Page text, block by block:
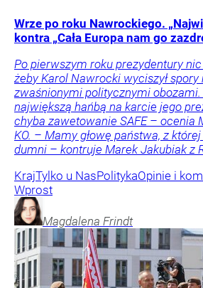
Wrze po roku Nawrockiego.
kontra „Cała Europa nam go
Po pierwszym roku prezydentury
żeby Karol Nawrocki wyciszył
zwaśnionymi politycznymi
największą hańbą na karcie jego
chyba zawetowanie SAFE – ocenia
KO. – Mamy głowę państwa, z
dumni – kontruje Marek Jakubiak z
KrajTylko u NasPolitykaOpinie i
Wprost
Magdalena Frindt